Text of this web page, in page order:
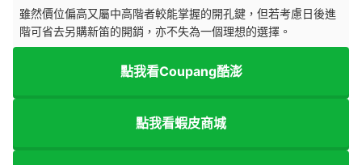
雖然價位偏高又屬中高階者較能掌握的開孔鍵，但若考慮日後進
階可省去另購新笛的開銷，亦不失為一個理想的選擇。
點我看Coupang酷澎
點我看蝦皮商城